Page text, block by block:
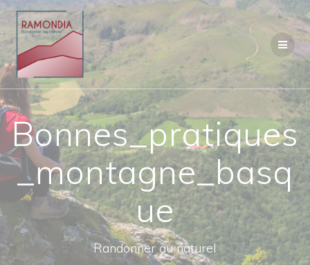
contenu
Bonnes_pratiques
_montagne_basq
ue
Randonner au naturel